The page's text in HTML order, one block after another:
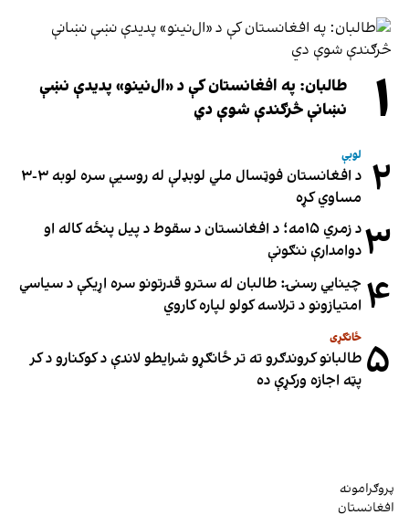
۱
طالبان: په افغانستان کې د «ال‌نینو» پدیدې نښې
نښانې څرګندې شوې دي
۲ لوبې
د افغانستان فوټسال ملي لوبډلې له روسیې سره لوبه ۳-۳
مساوي کړه
۳
د زمري ۱۵مه؛ د افغانستان د سقوط د پیل پنځه کاله او
دوامدارې ننګونې
۴ چینایي رسنۍ: طالبان له سترو قدرتونو سره اړیکې د سیاسي
امتیازونو د ترلاسه کولو لپاره کاروي
۵ ځانګړی
طالبانو کروندګرو ته تر ځانګړو شرایطو لاندې د کوکنارو د کر
پټه اجازه ورکړې ده
پروګرامونه
افغانستان